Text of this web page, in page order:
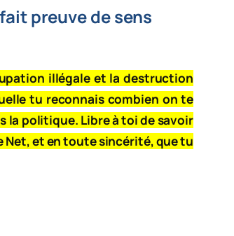
preuve de sens
illégale et la destruction
tu reconnais combien on te
la politique. Libre à toi de savoir
Net, et en toute sincérité, que tu